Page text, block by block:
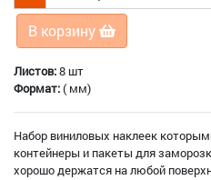
В корзину
Листов:8 шт
Формат:( мм)
Набор виниловых наклеек
контейнеры и пакеты для
хорошо держатся на любой